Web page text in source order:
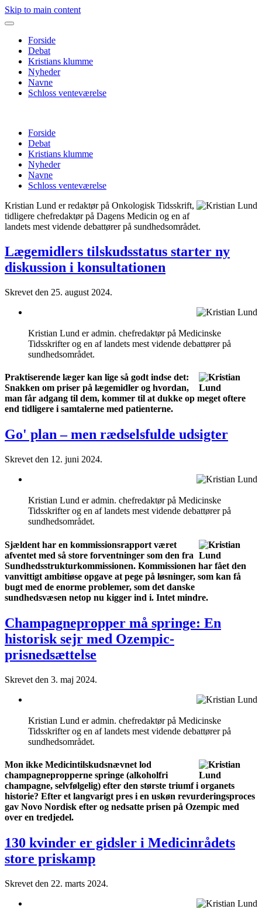
Skip to main content
Forside
Debat
Kristians klumme
Nyheder
Navne
Schloss venteværelse
Forside
Debat
Kristians klumme
Nyheder
Navne
Schloss venteværelse
Kristian Lund er redaktør på Onkologisk Tidsskrift,
tidligere chefredaktør på Dagens Medicin og en af
landets mest vidende debattører på sundhedsområdet.
Lægemidlers tilskudsstatus starter ny
diskussion i konsultationen
Skrevet den 25. august 2024.
Kristian Lund er admin. chefredaktør på Medicinske
Tidsskrifter og en af landets mest vidende debattører på
sundhedsområdet.
Praktiserende læger kan lige så godt indse det:
Snakken om priser på lægemidler og hvordan,
man får adgang til dem, kommer til at dukke op meget oftere
end tidligere i samtalerne med patienterne.
Go' plan – men rædselsfulde udsigter
Skrevet den 12. juni 2024.
Kristian Lund er admin. chefredaktør på Medicinske
Tidsskrifter og en af landets mest vidende debattører på
sundhedsområdet.
Sjældent har en kommissionsrapport været
afventet med så store forventninger som den fra
Sundhedsstrukturkommissionen. Kommissionen har fået den
vanvittigt ambitiøse opgave at pege på løsninger, som kan få
bugt med de enorme problemer, som det danske
sundhedsvæsen netop nu kigger ind i. Intet mindre.
Champagnepropper må springe: En
historisk sejr med Ozempic-
prisnedsættelse
Skrevet den 3. maj 2024.
Kristian Lund er admin. chefredaktør på Medicinske
Tidsskrifter og en af landets mest vidende debattører på
sundhedsområdet.
Mon ikke Medicintilskudsnævnet lod
champagnepropperne springe (alkoholfri
champagne, selvfølgelig) efter den største triumf i organets
historie? Efter et langvarigt pres i en uskøn revurderingsproces
gav Novo Nordisk efter og nedsatte prisen på Ozempic med
over en tredjedel.
130 kvinder er gidsler i Medicinrådets
store priskamp
Skrevet den 22. marts 2024.